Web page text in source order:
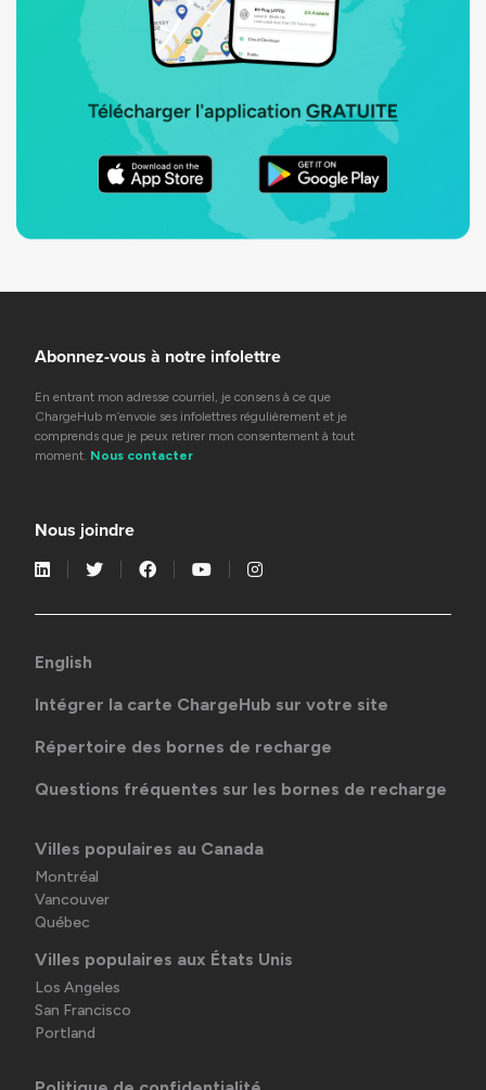
Abonnez-vous à notre infolettre
En entrant mon adresse courriel, je consens à ce que
ChargeHub m’envoie ses infolettres régulièrement et je
comprends que je peux retirer mon consentement à tout
moment. Nous contacter
Nous joindre
English
Intégrer la carte ChargeHub sur votre site
Répertoire des bornes de recharge
Questions fréquentes sur les bornes de recharge
Villes populaires au Canada
Montréal
Vancouver
Québec
Villes populaires aux États Unis
Los Angeles
San Francisco
Portland